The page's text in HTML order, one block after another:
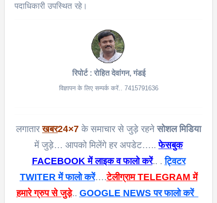
पदाधिकारी उपस्थित रहे।
रिपोर्ट : रोहित देवांगन, गंडई
विज्ञापन के लिए सम्पर्क करें.. 7415791636
लगातारखबर24×7 के समाचार से जुड़े रहनेसोशल मिडिया
में जुड़े… आपको मिलेंगे हर अपडेट…..फेसबुक
FACEBOOK में लाइक व फालो करें.. .ट्विटर
TWITER में फालो करें….टेलीग्राम TELEGRAM में
हमारे ग्रुप से जुड़े.. GOOGLE NEWS पर फालो करें